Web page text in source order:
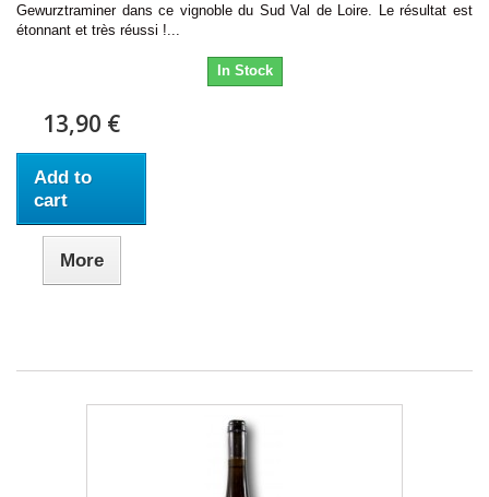
Gewurztraminer dans ce vignoble du Sud Val de Loire. Le résultat est
étonnant et très réussi !...
In Stock
13,90 €
Add to
cart
More